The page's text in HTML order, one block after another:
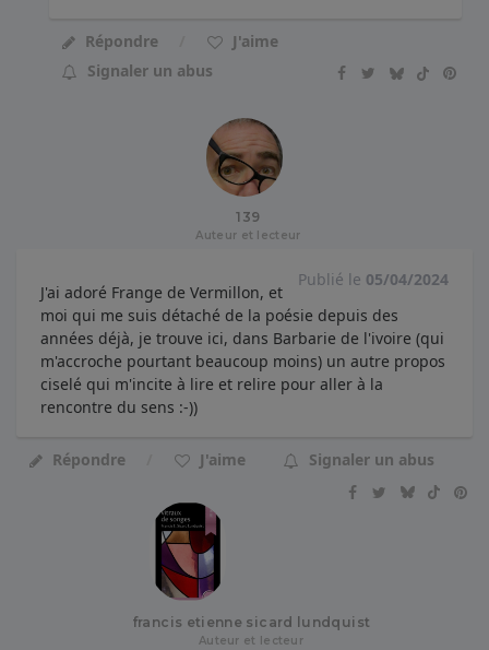
Répondre
J'aime
Signaler un abus
139
Auteur et lecteur
Publié le 05/04/2024
J'ai adoré Frange de Vermillon, et
moi qui me suis détaché de la poésie depuis des
années déjà, je trouve ici, dans Barbarie de l'ivoire (qui
m'accroche pourtant beaucoup moins) un autre propos
ciselé qui m'incite à lire et relire pour aller à la
rencontre du sens :-))
Répondre J'aime Signaler un abus
francis etienne sicard lundquist
Auteur et lecteur